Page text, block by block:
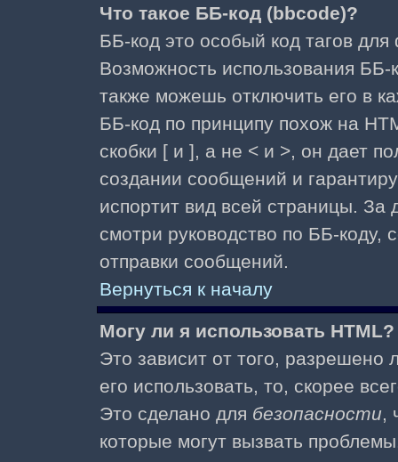
Что такое ББ-код (bbcode)?
ББ-код это особый код тагов
Возможность использования
также можешь отключить его в
ББ-код по принципу похож на
скобки [ и ], а не < и >, он дает
создании сообщений и
испортит вид всей страницы.
смотри руководство по ББ-коду,
отправки сообщений.
Вернуться к началу
Могу ли я использовать HTML?
Это зависит от того,
его использовать, то, скорее
Это сделано для безопасности,
которые могут вызвать